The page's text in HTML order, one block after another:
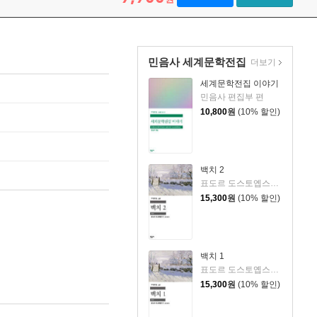
민음사 세계문학전집
세계문학전집 이야기
민음사 편집부 편
10,800원 (10% 할인)
백치 2
표도르 도스토옙스키 저/김연경 역
15,300원 (10% 할인)
백치 1
표도르 도스토옙스키 저/김연경 역
15,300원 (10% 할인)
더보기